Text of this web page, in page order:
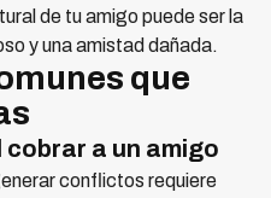
de tu amigo puede ser la
y una amistad dañada.
que
a un amigo
conflictos requiere